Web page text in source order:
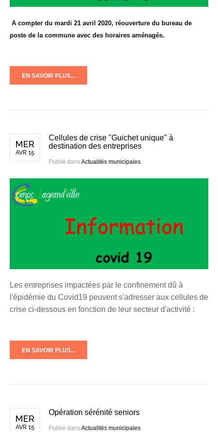
A compter du mardi 21 avril 2020, réouverture du bureau de
poste de la commune avec des horaires aménagés.
EN SAVOIR PLUS...
MER
AVR 15
Cellules de crise "Guichet unique" à
destination des entreprises
Publié dansActualités municipales
Les entreprises impactées par le confinement dû à
l'épidémie du Covid19 peuvent s'adresser aux cellules de
crise ci-dessous en fonction de leur secteur d'activité :
EN SAVOIR PLUS...
MER
AVR 15
Opération sérénité seniors
Publié dansActualités municipales